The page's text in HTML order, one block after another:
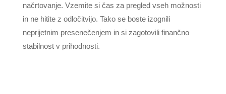
načrtovanje. Vzemite si čas za pregled vseh možnosti
in ne hitite z odločitvijo. Tako se boste izognili
neprijetnim presenečenjem in si zagotovili finančno
stabilnost v prihodnosti.